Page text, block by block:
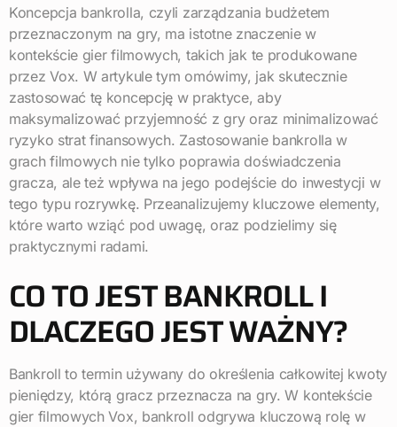
Koncepcja bankrolla, czyli zarządzania budżetem
przeznaczonym na gry, ma istotne znaczenie w
kontekście gier filmowych, takich jak te produkowane
przez Vox. W artykule tym omówimy, jak skutecznie
zastosować tę koncepcję w praktyce, aby
maksymalizować przyjemność z gry oraz minimalizować
ryzyko strat finansowych. Zastosowanie bankrolla w
grach filmowych nie tylko poprawia doświadczenia
gracza, ale też wpływa na jego podejście do inwestycji w
tego typu rozrywkę. Przeanalizujemy kluczowe elementy,
które warto wziąć pod uwagę, oraz podzielimy się
praktycznymi radami.
CO TO JEST BANKROLL I
DLACZEGO JEST WAŻNY?
Bankroll to termin używany do określenia całkowitej kwoty
pieniędzy, którą gracz przeznacza na gry. W kontekście
gier filmowych Vox, bankroll odgrywa kluczową rolę w